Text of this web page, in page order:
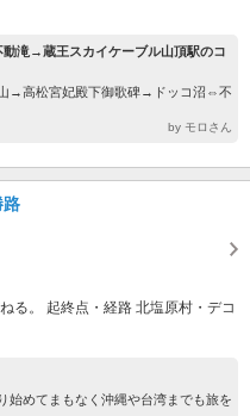
滝→蔵王スカイケーブル山頂駅のコ
→高松宮妃殿下御歌碑→ドッコ沼⇔不
by モロさん
路
る。 起終点・経路 北塩原村・デコ
始めてまもなく沖縄や台湾までも旅を